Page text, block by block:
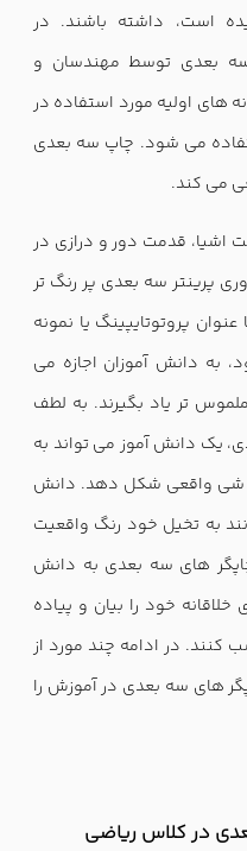
است، داشته باشند. در
بعدی توسط مهندسان و
های اولیه مورد استفاده در
می شود. چاپ سه بعدی
می کند.
اشیا، قدمت دور و درازی در
پرینتر سه بعدی پر رنگ تر
پروتوتایپینگ یا نمونه
به دانش آموزان اجازه می
تر یاد بگیرند. به لطف
یک دانش آموز می تواند به
شی واقعی شکل دهد. دانش
به تخیل خود رنگ واقعیت
های سه بعدی به دانش
خود را بیان و پیاده
کنند. در ادامه چند مورد از
های سه بعدی در آموزش را
در کلاس ریاضی